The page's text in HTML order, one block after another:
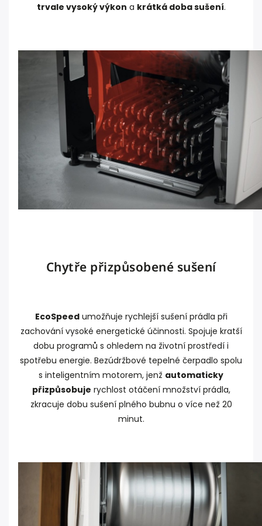
trvale vysoký výkon a krátká doba sušení.
Chytře přizpůsobené sušení
EcoSpeedumožňuje rychlejší sušení prádla při
zachování vysoké energetické účinnosti. Spojuje kratší
dobu programů s ohledem na životní prostředí i
spotřebu energie. Bezúdržbové tepelné čerpadlo spolu
s inteligentním motorem, jenž automaticky
přizpůsobuje rychlost otáčení množství prádla,
zkracuje dobu sušení plného bubnu o více než 20
minut.